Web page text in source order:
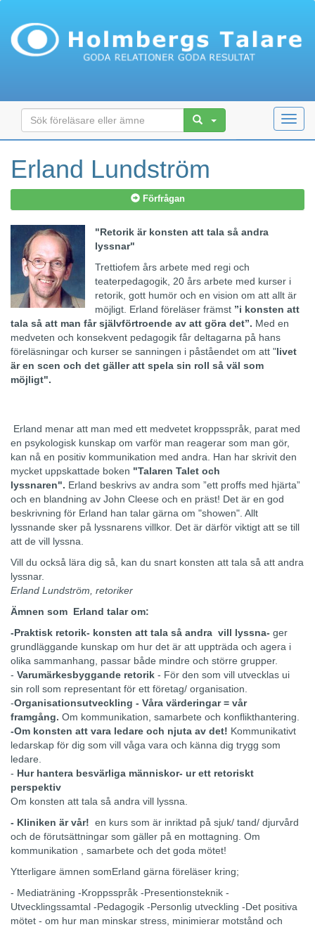
Erland Lundström
Förfrågan
"Retorik är konsten att tala så andra
lyssnar"
Trettiofem års arbete med regi och
teaterpedagogik, 20 års arbete med kurser i
retorik, gott humör och en vision om att allt är
möjligt. Erland föreläser främst ”i konsten att
tala så att man får självförtroende av att göra det”. Med en
medveten och konsekvent pedagogik får deltagarna på hans
föreläsningar och kurser se sanningen i påståendet om att "livet
är en scen och det gäller att spela sin roll så väl som
möjligt".
Erland menar att man med ett medvetet kroppsspråk, parat med
en psykologisk kunskap om varför man reagerar som man gör,
kan nå en positiv kommunikation med andra. Han har skrivit den
mycket uppskattade boken "Talaren Talet och
lyssnaren". Erland beskrivs av andra som ”ett proffs med hjärta”
och en blandning av John Cleese och en präst! Det är en god
beskrivning för Erland han talar gärna om "showen". Allt
lyssnande sker på lyssnarens villkor. Det är därför viktigt att se till
att de vill lyssna.
Vill du också lära dig så, kan du snart konsten att tala så att andra
lyssnar.
Erland Lundström, retoriker
Ämnen som Erland talar om:
-Praktisk retorik- konsten att tala så andra vill lyssna- ger
grundläggande kunskap om hur det är att uppträda och agera i
olika sammanhang, passar både mindre och större grupper.
- Varumärkesbyggande retorik - För den som vill utvecklas ui
sin roll som representant för ett företag/ organisation.
-Organisationsutveckling - Våra värderingar = vår
framgång. Om kommunikation, samarbete och konflikthantering.
-Om konsten att vara ledare och njuta av det! Kommunikativt
ledarskap för dig som vill våga vara och känna dig trygg som
ledare.
- Hur hantera besvärliga människor- ur ett retoriskt
perspektiv
Om konsten att tala så andra vill lyssna.
- Kliniken är vår! en kurs som är inriktad på sjuk/ tand/ djurvård
och de förutsättningar som gäller på en mottagning. Om
kommunikation , samarbete och det goda mötet!
Ytterligare ämnen somErland gärna föreläser kring;
- Mediaträning -Kroppsspråk -Presentionsteknik -
Utvecklingssamtal -Pedagogik -Personlig utveckling -Det positiva
mötet - om hur man minskar stress, minimierar motstånd och